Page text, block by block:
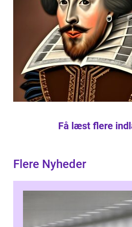
Få læst flere
Flere Nyheder